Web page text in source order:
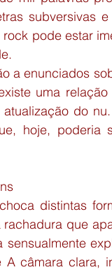
subversivas
pode estar
a enunciados
uma
do
hoje, poderia
distintas
que
A câmara clara,